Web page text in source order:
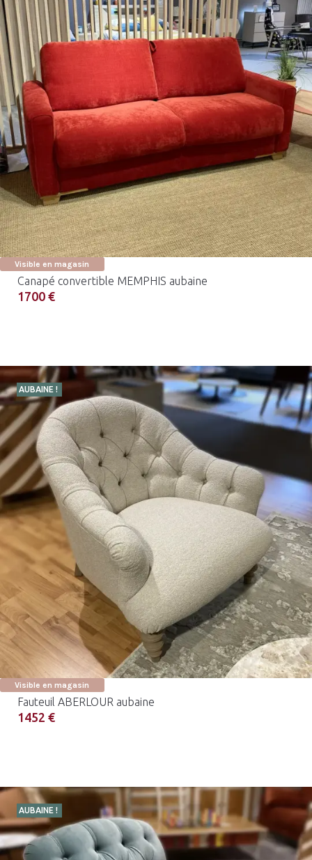
Visible en magasin
Canapé convertible MEMPHIS aubaine
1700 €
AUBAINE !
Visible en magasin
Fauteuil ABERLOUR aubaine
1452 €
AUBAINE !